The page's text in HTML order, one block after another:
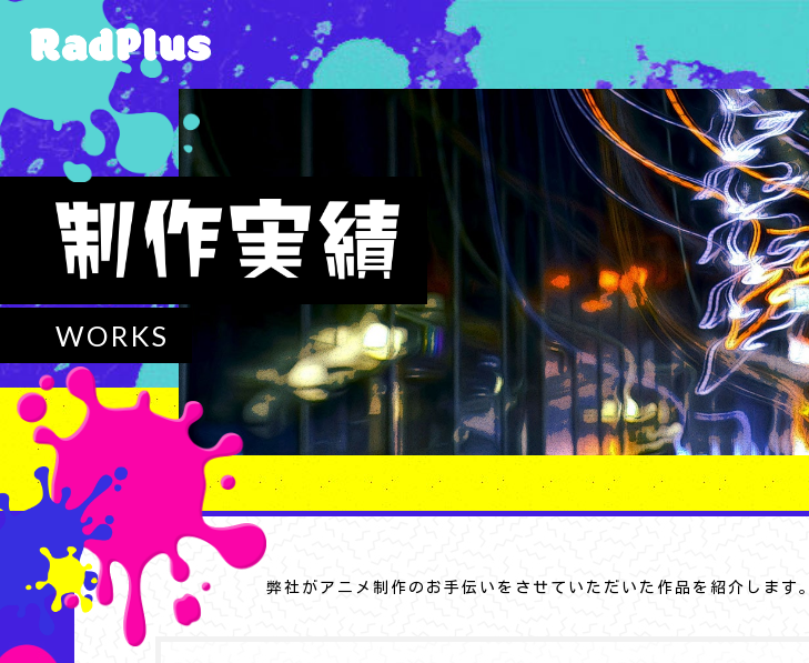
WORKS
弊社がアニメ制作のお手伝いをさせていただいた作品を紹介します。